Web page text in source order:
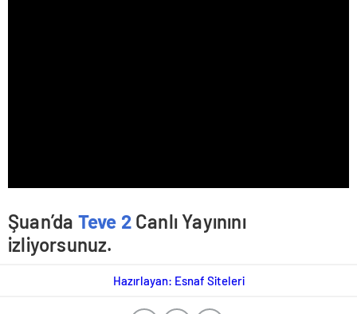
Şuan’da Teve 2Canlı Yayınını
izliyorsunuz.
Hazırlayan: Esnaf Siteleri